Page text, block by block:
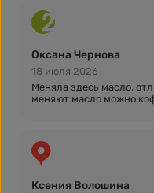
Оксана Чернова
18 июля 2026
Меняла здесь масло,
меняют масло можно
Ксения Волошина